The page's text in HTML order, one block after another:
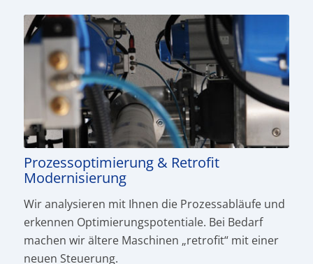
Prozessoptimierung & Retrofit
Modernisierung
Wir analysieren mit Ihnen die Prozessabläufe und
erkennen Optimierungs­potentiale. Bei Bedarf
machen wir ältere Maschinen „retrofit“ mit einer
neuen Steuerung.